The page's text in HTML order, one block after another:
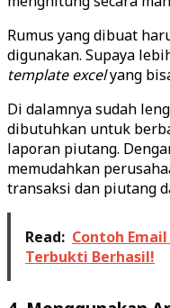
Rumus yang dibuat
digunakan. Supaya
template excelyang
Di dalamnya sudah
dibutuhkan untuk
laporan piutang.
memudahkan
transaksi dan piutang
Read: Contoh
Terbukti Berhasil!